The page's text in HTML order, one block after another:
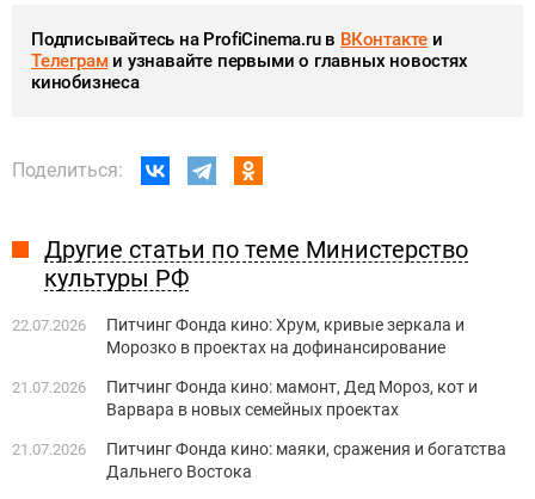
Подписывайтесь на ProfiCinema.ru в ВКонтакте и
Телеграми узнавайте первыми о главных новостях
кинобизнеса
Поделиться:
Другие статьи по теме Министерство
культуры РФ
22.07.2026
Питчинг Фонда кино: Хрум, кривые зеркала и
Морозко в проектах на дофинансирование
21.07.2026
Питчинг Фонда кино: мамонт, Дед Мороз, кот и
Варвара в новых семейных проектах
21.07.2026
Питчинг Фонда кино: маяки, сражения и богатства
Дальнего Востока